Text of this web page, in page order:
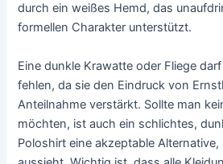
durch ein weißes Hemd, das
formellen Charakter unterstützt.
Eine dunkle Krawatte oder Fliege
fehlen, da sie den Eindruck von
Anteilnahme verstärkt. Sollte man
möchten, ist auch ein schlichtes,
Poloshirt eine akzeptable